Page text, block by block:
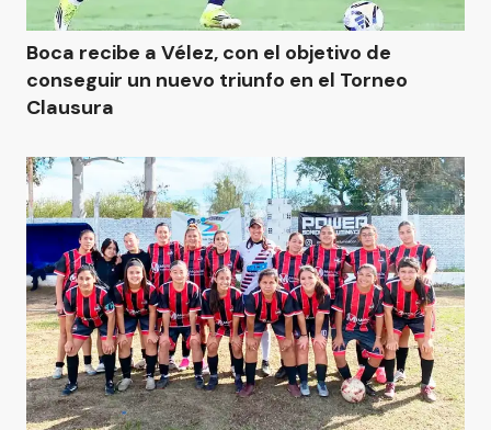
Boca recibe a Vélez, con el objetivo de
conseguir un nuevo triunfo en el Torneo
Clausura